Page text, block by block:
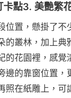
點3. 美艷繁
位置，懸掛了不
的叢林，加上典
的花園裡，感覺
邊的靠窗位置，
照在紙雕上，可